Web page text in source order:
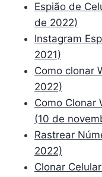
Espião de
de 2022)
Instagram
2021)
Como clonar
2022)
Como Clonar
(10 de
Rastrear
2022)
Clonar